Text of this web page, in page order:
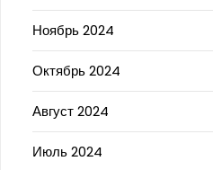
Ноябрь 2024
Октябрь 2024
Август 2024
Июль 2024